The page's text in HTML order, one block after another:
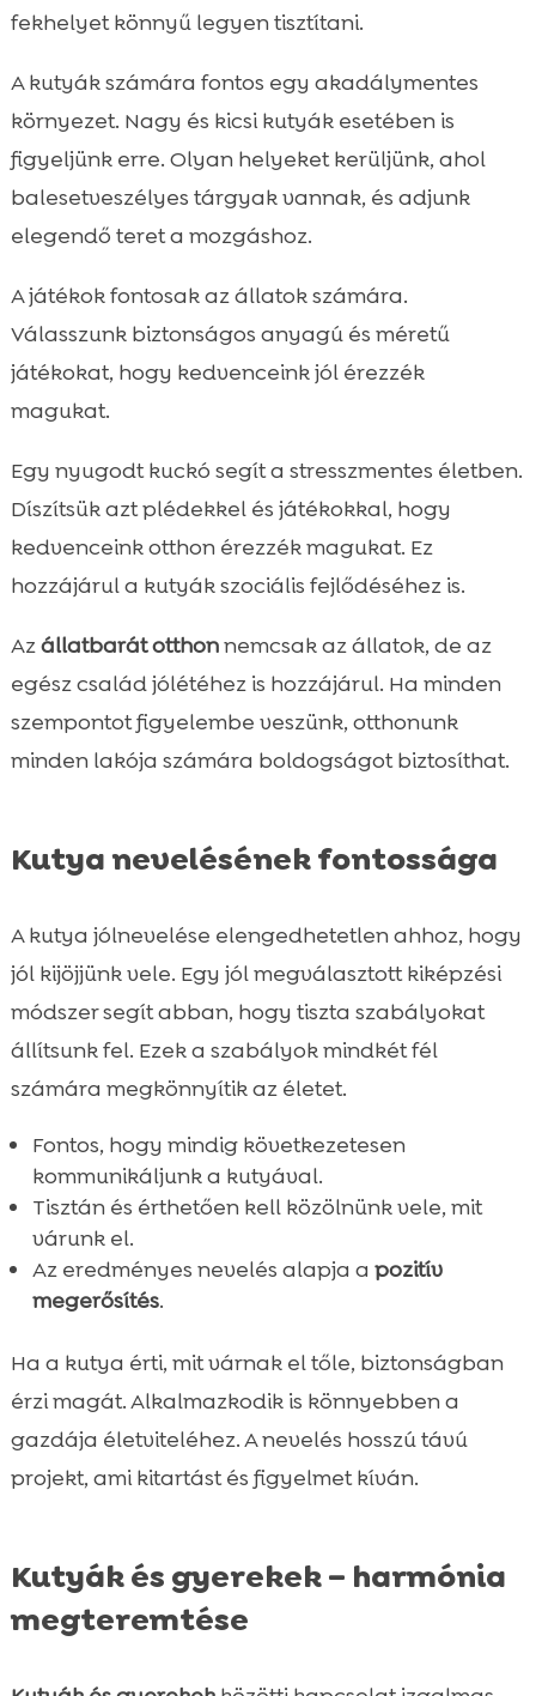
fekhelyet könnyű legyen tisztítani.
A kutyák számára fontos egy akadálymentes
környezet. Nagy és kicsi kutyák esetében is
figyeljünk erre. Olyan helyeket kerüljünk, ahol
balesetveszélyes tárgyak vannak, és adjunk
elegendő teret a mozgáshoz.
A játékok fontosak az állatok számára.
Válasszunk biztonságos anyagú és méretű
játékokat, hogy kedvenceink jól érezzék
magukat.
Egy nyugodt kuckó segít a stresszmentes életben.
Díszítsük azt plédekkel és játékokkal, hogy
kedvenceink otthon érezzék magukat. Ez
hozzájárul a kutyák szociális fejlődéséhez is.
Azállatbarát otthonnemcsak az állatok, de az
egész család jólétéhez is hozzájárul. Ha minden
szempontot figyelembe veszünk, otthonunk
minden lakója számára boldogságot biztosíthat.
Kutya nevelésének fontossága
A kutya jólnevelése elengedhetetlen ahhoz, hogy
jól kijöjjünk vele. Egy jól megválasztott kiképzési
módszer segít abban, hogy tiszta szabályokat
állítsunk fel. Ezek a szabályok mindkét fél
számára megkönnyítik az életet.
Fontos, hogy mindig következetesen
kommunikáljunk a kutyával.
Tisztán és érthetően kell közölnünk vele, mit
várunk el.
Az eredményes nevelés alapja a pozitív
megerősítés.
Ha a kutya érti, mit várnak el tőle, biztonságban
érzi magát. Alkalmazkodik is könnyebben a
gazdája életviteléhez. A nevelés hosszú távú
projekt, ami kitartást és figyelmet kíván.
Kutyák és gyerekek – harmónia
megteremtése